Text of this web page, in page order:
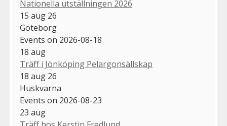
Nationella utställningen 2026
15 aug 26
Göteborg
Events on 2026-08-18
18 aug
Träff i Jönköping Pelargonsällskap
18 aug 26
Huskvarna
Events on 2026-08-23
23 aug